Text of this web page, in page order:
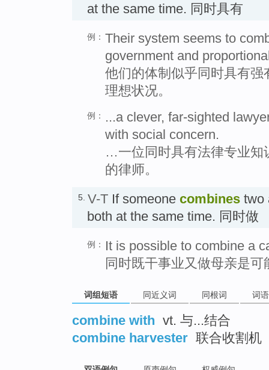
at the same time. 同时具有
例： Their system seems to
government and
他们的体制似乎同时具有
理想状况。
例：
...a clever, far-sighted
with social concern.
…一位同时具有法律专业知
的律师。
5. V-T If someone combines two
both at the same time. 同时做
例：
It is possible to combine a
同时既干事业又做母亲是可
词组短语 同近义词 同根词 词
combine with vt. 与...结合
combine harvester 联合收割机